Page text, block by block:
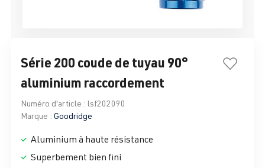
Série 200 coude de tuyau 90°
aluminium raccordement
Numéro d'article : lsf202090
Marque : Goodridge
Aluminium à haute résistance
Superbement bien fini